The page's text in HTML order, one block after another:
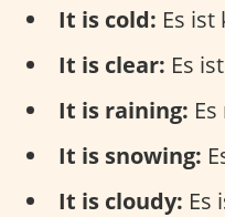
It is cold: Es ist
It is clear: Es
It is raining:
It is snowing:
It is cloudy: Es